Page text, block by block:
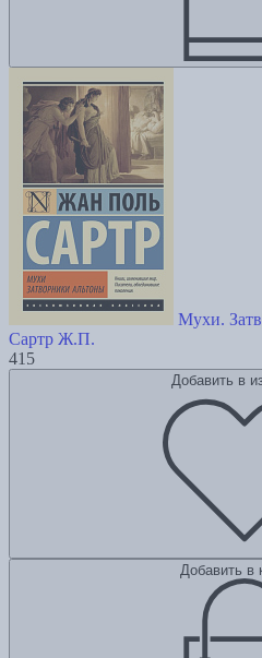
Мухи.
Сартр Ж.П.
415
Добавить в
Добавить в